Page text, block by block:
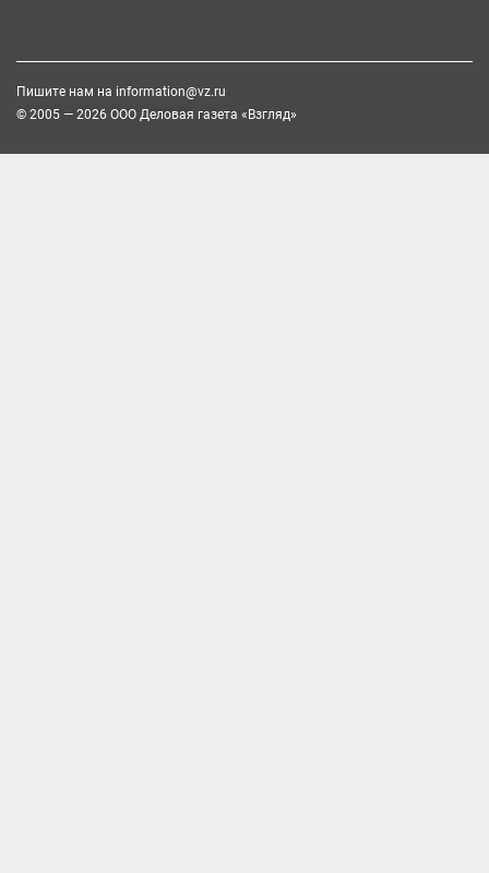
Пишите нам на information@vz.ru
© 2005 — 2026 ООО Деловая газета «Взгляд»